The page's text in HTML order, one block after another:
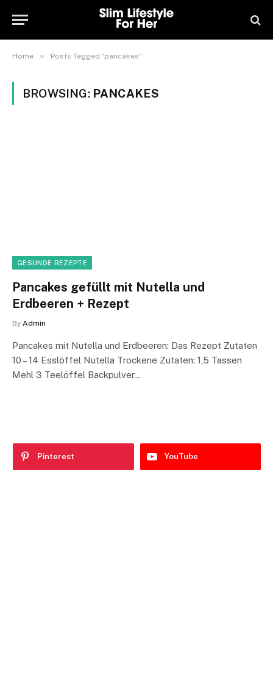
Home » Posts Tagged "pancakes"
BROWSING: PANCAKES
GESUNDE REZEPTE
Pancakes gefüllt mit Nutella und
Erdbeeren + Rezept
By Admin
Pancakes mit Nutella und Erdbeeren: Das Rezept Zutaten
10 – 14 Esslöffel Nutella Trockene Zutaten: 1,5 Tassen
Mehl 3 Teelöffel Backpulver…
Pinterest YouTube